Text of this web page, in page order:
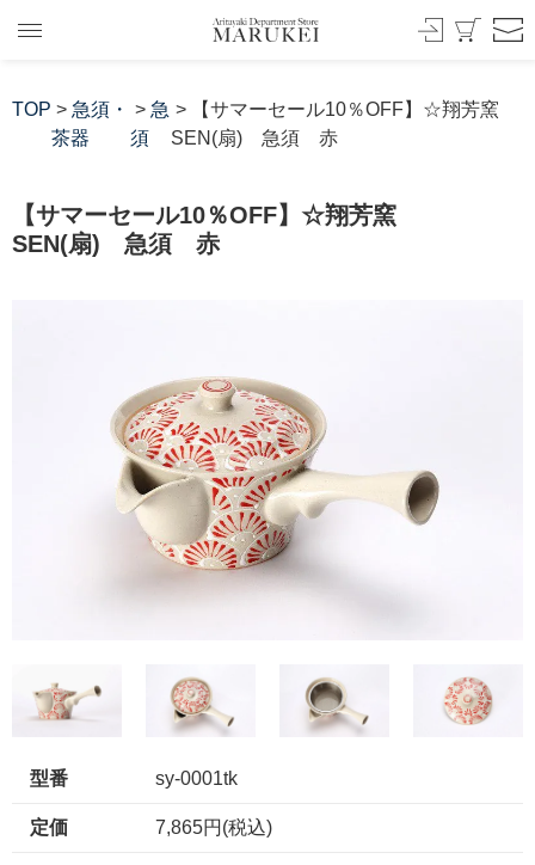
TOP > 急須・
茶器
> 急
須
> 【サマーセール10％OFF】☆翔芳窯
SEN(扇) 急須 赤
【サマーセール10％OFF】☆翔芳窯
SEN(扇) 急須 赤
型番 sy-0001tk
定価 7,865円(税込)